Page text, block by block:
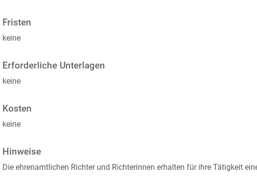
Fristen
keine
Erforderliche Unterlagen
keine
Kosten
keine
Hinweise
Die ehrenamtlichen Richter und Richterinnen erhalten für ihre Tätigkeit